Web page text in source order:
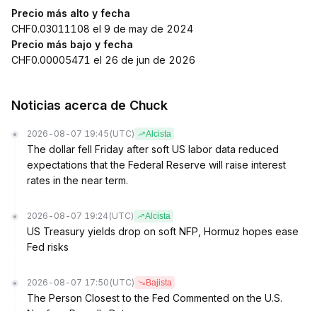
Precio más alto y fecha
CHF0.03011108 el 9 de may de 2024
Precio más bajo y fecha
CHF0.00005471 el 26 de jun de 2026
Noticias acerca de Chuck
2026-08-07 19:45 (UTC) Alcista
The dollar fell Friday after soft US labor data reduced
expectations that the Federal Reserve will raise interest
rates in the near term.
2026-08-07 19:24 (UTC) Alcista
US Treasury yields drop on soft NFP, Hormuz hopes ease
Fed risks
2026-08-07 17:50 (UTC) Bajista
The Person Closest to the Fed Commented on the U.S.